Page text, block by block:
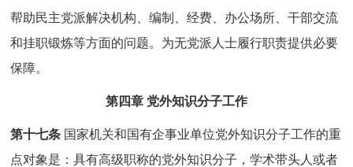
帮助民主党派解决机构、编制、经费、办公场所、干部交流
和挂职锻炼等方面的问题。为无党派人士履行职责提供必要
保障。
第四章 党外知识分子工作
第十七条 国家机关和国有企事业单位党外知识分子工作的重
点对象是：具有高级职称的党外知识分子，学术带头人或者